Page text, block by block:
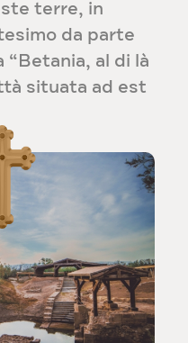
terre, in
da parte
“Betania, al di là
situata ad est